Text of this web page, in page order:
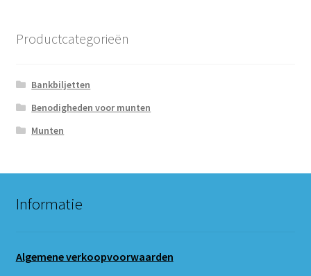
Productcategorieën
Bankbiljetten
Benodigheden voor munten
Munten
Informatie
Algemene verkoopvoorwaarden